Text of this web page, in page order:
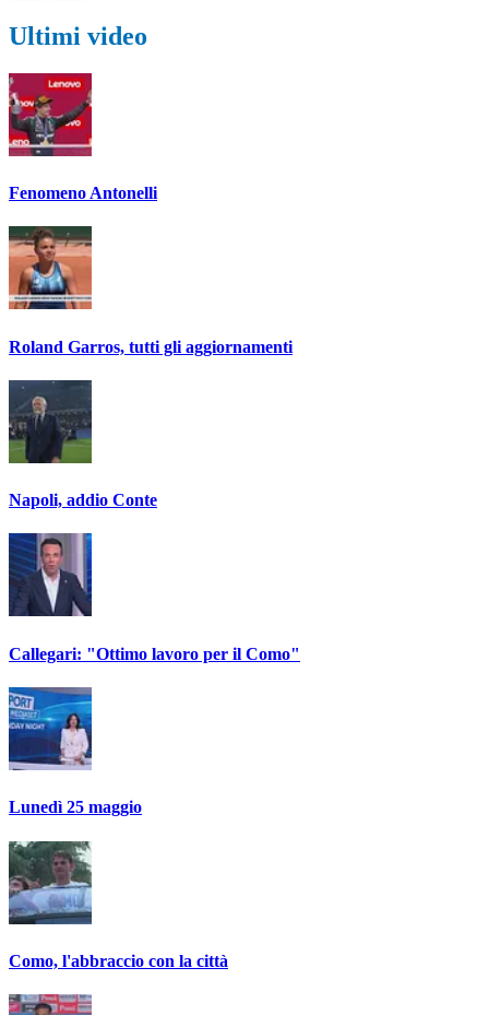
Ultimi video
Fenomeno Antonelli
Roland Garros, tutti gli aggiornamenti
Napoli, addio Conte
Callegari: "Ottimo lavoro per il Como"
Lunedì 25 maggio
Como, l'abbraccio con la città